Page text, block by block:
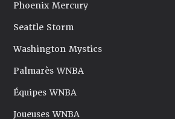
Phoenix Mercury
Seattle Storm
Washington Mystics
Palmarès WNBA
Équipes WNBA
Joueuses WNBA